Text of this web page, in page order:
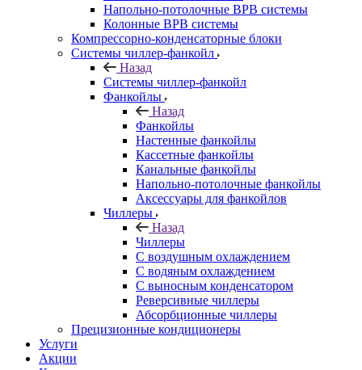
Напольно-потолочные ВРВ системы
Колонные ВРВ системы
Компрессорно-конденсаторные блоки
Системы чиллер-фанкойл
Назад
Системы чиллер-фанкойл
Фанкойлы
Назад
Фанкойлы
Настенные фанкойлы
Кассетные фанкойлы
Канальные фанкойлы
Напольно-потолочные фанкойлы
Аксессуары для фанкойлов
Чиллеры
Назад
Чиллеры
С воздушным охлаждением
С водяным охлаждением
С выносным конденсатором
Реверсивные чиллеры
Абсорбционные чиллеры
Прецизионные кондиционеры
Услуги
Акции